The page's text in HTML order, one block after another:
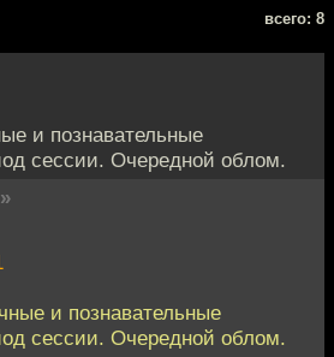
всего: 8
и познавательные
сессии. Очередной облом.
»
и познавательные
сессии. Очередной облом.